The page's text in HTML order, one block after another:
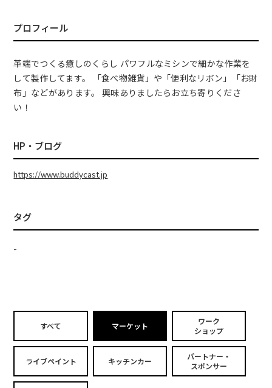
プロフィール
革端でつくる癒しのくらし パワフルなミシンで細かな作業を
して製作してます。 「食べ物雑貨」や「便利なリボン」「お財
布」などがあります。 興味ありましたらお立ち寄りくださ
い！
HP・ブログ
https://www.buddycast.jp
タグ
-
すべて マーケット
ワーク
ショップ
ライブペイント キッチンカー
パートナー・
スポンサー